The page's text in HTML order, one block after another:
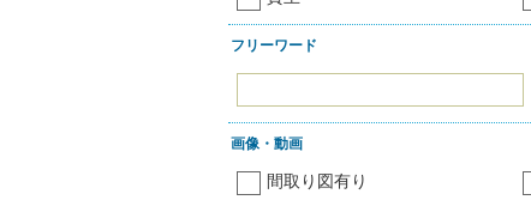
フリーワード
画像・動画
間取り図有り